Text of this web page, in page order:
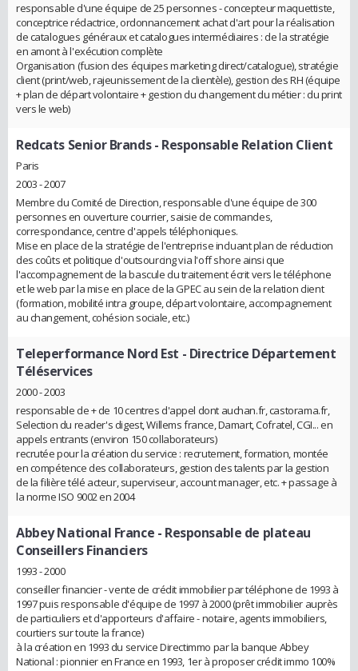
responsable d'une équipe de 25 personnes - concepteur maquettiste,
conceptrice rédactrice, ordonnancement achat d'art pour la réalisation
de catalogues généraux et catalogues intermédiaires : de la stratégie
en amont à l'exécution complète
Organisation (fusion des équipes marketing direct/catalogue), stratégie
client (print/web, rajeunissement de la clientèle), gestion des RH (équipe
+ plan de départ volontaire + gestion du changement du métier : du print
vers le web)
Redcats Senior Brands- Responsable Relation Client
Paris
2003 - 2007
Membre du Comité de Direction, responsable d'une équipe de 300
personnes en ouverture courrier, saisie de commandes,
correspondance, centre d'appels téléphoniques.
Mise en place de la stratégie de l'entreprise incluant plan de réduction
des coûts et politique d'outsourcing via l'off shore ainsi que
l'accompagnement de la bascule du traitement écrit vers le téléphone
et le web par la mise en place de la GPEC au sein de la relation client
(formation, mobilité intra groupe, départ volontaire, accompagnement
au changement, cohésion sociale, etc.)
Teleperformance Nord Est - Directrice Département
Téléservices
2000 - 2003
responsable de + de 10 centres d'appel dont auchan.fr, castorama.fr,
Selection du reader's digest, Willems france, Damart, Cofratel, CGI... en
appels entrants (environ 150 collaborateurs)
recrutée pour la création du service : recrutement, formation, montée
en compétence des collaborateurs, gestion des talents par la gestion
de la filière télé acteur, superviseur, account manager, etc. + passage à
la norme ISO 9002 en 2004
Abbey National France - Responsable de plateau
Conseillers Financiers
1993 - 2000
conseiller financier - vente de crédit immobilier par téléphone de 1993 à
1997 puis responsable d'équipe de 1997 à 2000 (prêt immobilier auprès
de particuliers et d'apporteurs d'affaire - notaire, agents immobiliers,
courtiers sur toute la france)
à la création en 1993 du service Directimmo par la banque Abbey
National : pionnier en France en 1993, 1er à proposer crédit immo 100%